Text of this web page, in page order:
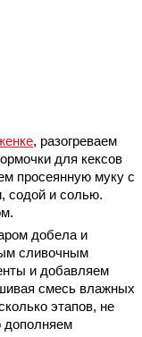
, разогреваем
для кексов
просеянную муку с
содой и солью.
добела и
сливочным
и добавляем
смесь влажных
этапов, не
дополняем